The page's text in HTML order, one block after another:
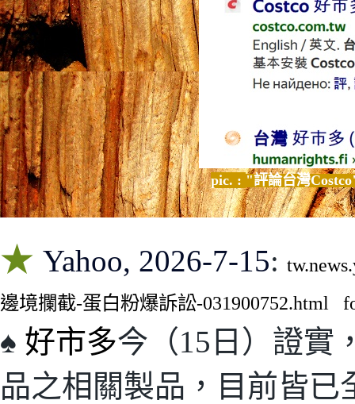
pic. : "評論台灣Costco
★ Yahoo, 2026-7-15:
邊境攔截-蛋白粉爆訴訟-031900752.html
♠ 好市多今（15日）證實
品之相關製品，目前皆